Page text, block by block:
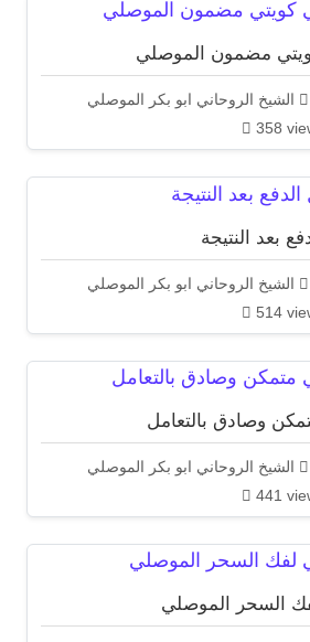
مضمون الموصلي
الشيخ الروحاني ابو بكر الموصلي
358
كويتي مضمون الموصلي
بعد النتيجة
الشيخ الروحاني ابو بكر الموصلي
514بعد النتيجة
وصادق بالتعامل
الشيخ الروحاني ابو بكر الموصلي
441 وصادق بالتعامل
السحر الموصلي